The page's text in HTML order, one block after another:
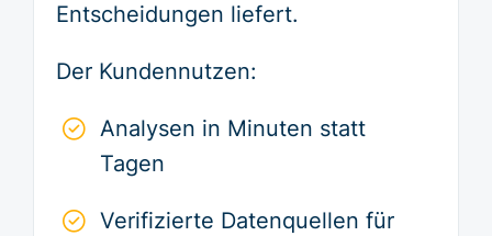
Entscheidungen liefert.
Der Kundennutzen:
Analysen in Minuten statt
Tagen
Verifizierte Datenquellen für